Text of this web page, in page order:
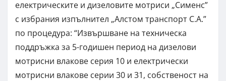
електрическите и дизеловите мотриси „Сименс”
с избрания изпълнител „Алстом транспорт С.А.”
по процедура: “Извършване на техническа
поддръжка за 5-годишен период на дизелови
мотрисни влакове серия 10 и електрически
мотрисни влакове серии 30 и 31, собственост на